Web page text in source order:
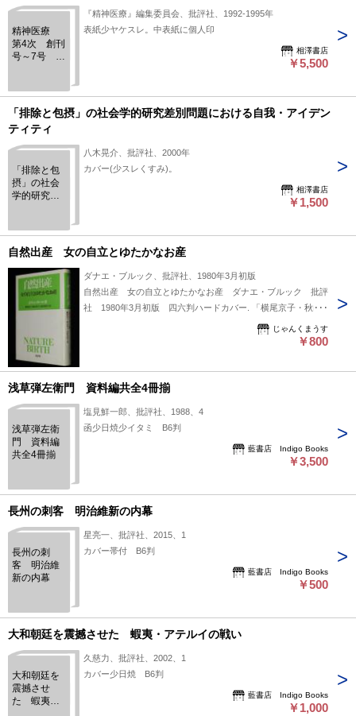
精神医療
第4次 創刊
号～7号
『精神医療』編集委員会、批評社、1992-1995年
表紙少ヤケスレ。中表紙に個人印
相澤書店
￥5,500
「排除と包摂」の社会学的研究差別問題における自我・アイデン
ティティ
「排除と包
摂」の社会
学的研究差
アイデンテ
ィティ
八木晃介、批評社、2000年
カバー(少スレくすみ)。
相澤書店
￥1,500
自然出産 女の自立とゆたかなお産
ダナエ・ブルック、批評社、1980年3月初版
自然出産 女の自立とゆたかなお産 ダナエ・ブルック 批評
社 1980年3月初版 四六判ハードカバー. 「横尾京子・秋山
洋子・山田美津子 訳」407p. ■状態■並 カバー少汚れシミ、
端少痛み、少背ヤケ、小口少ヤケシミ. ■発送方法■（海外発送
商品とまとめて発送の場合、上記でお送りできない場合がござ
います）
じゃんくまうす
￥800
浅草弾左衛門 資料編共全4冊揃
浅草弾左衛
門 資料編
共全4冊揃
塩見鮮一郎、批評社、1988、4
函少日焼少イタミ B6判
藍書店 Indigo Books
￥3,500
長州の刺客 明治維新の内幕
長州の刺
客 明治維
新の内幕
星亮一、批評社、2015、1
カバー帯付 B6判
藍書店 Indigo Books
￥500
大和朝廷を震撼させた 蝦夷・アテルイの戦い
大和朝廷を
震撼させ
た 蝦夷・
久慈力、批評社、2002、1
カバー少日焼 B6判
藍書店 Indigo Books
￥1,000